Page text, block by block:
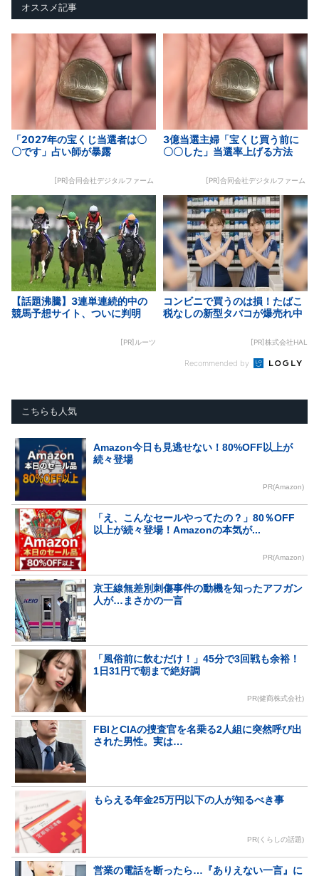
オススメ記事
「2027年の宝くじ当選者は〇
〇です」占い師が暴露
[PR]合同会社デジタルファーム
3億当選主婦「宝くじ買う前に
〇〇した」当選率上げる方法
[PR]合同会社デジタルファーム
【話題沸騰】3連単連続的中の
競馬予想サイト、ついに判明
[PR]ルーツ
コンビニで買うのは損！たばこ
税なしの新型タバコが爆売れ中
[PR]株式会社HAL
Recommended by
こちらも人気
Amazon今日も見逃せない！80%OFF以上が
続々登場
PR(Amazon)
「え、こんなセールやってたの？」80％OFF
以上が続々登場！Amazonの本気が...
PR(Amazon)
京王線無差別刺傷事件の動機を知ったアフガン
人が…まさかの一言
「風俗前に飲むだけ！」45分で3回戦も余裕！
1日31円で朝まで絶好調
PR(健商株式会社)
FBIとCIAの捜査官を名乗る2人組に突然呼び出
された男性。実は…
もらえる年金25万円以下の人が知るべき事
PR(くらしの話題)
営業の電話を断ったら…『ありえない一言』に